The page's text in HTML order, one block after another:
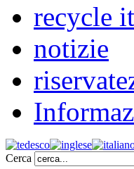
recycle it
notizie
Cerca